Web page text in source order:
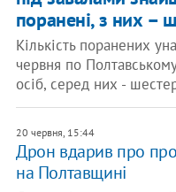
поранені, з них –
Кількість поранених
червня по
осіб, серед них -
20 червня, 15:44
Дрон вдарив про
на Полтавщині